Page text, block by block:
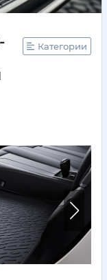
Категории